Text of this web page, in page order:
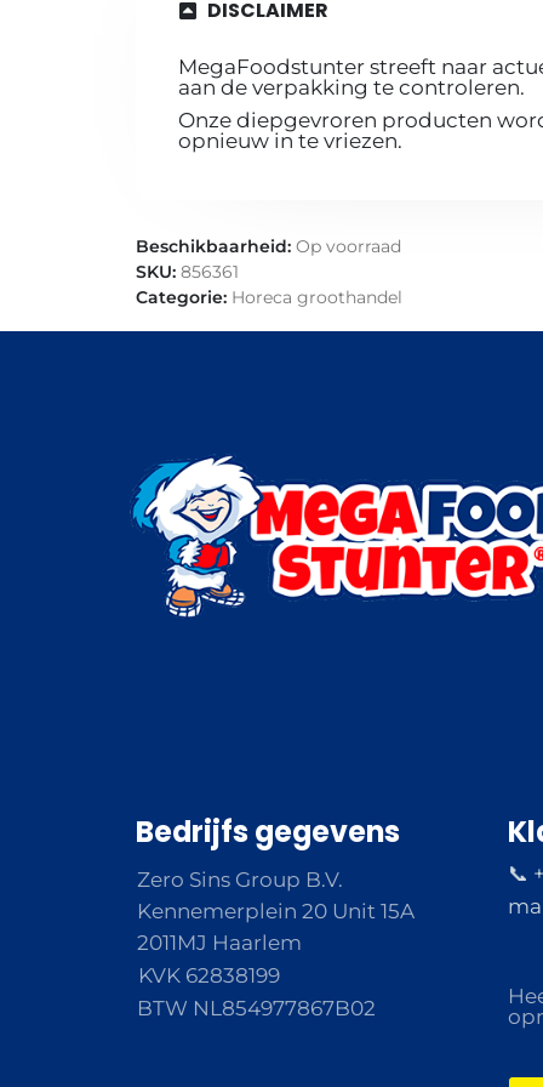
DISCLAIMER
MegaFoodstunter streeft naar
aan de verpakking te controleren.
Onze diepgevroren producten
opnieuw in te vriezen.
Beschikbaarheid: Op voorraad
SKU: 856361
Categorie: Horeca groothandel
Bedrijfs gegevens
Zero Sins Group B.V.
Kennemerplein 20 Unit 15A
2011MJ Haarlem
KVK 62838199
BTW NL854977867B02
📞